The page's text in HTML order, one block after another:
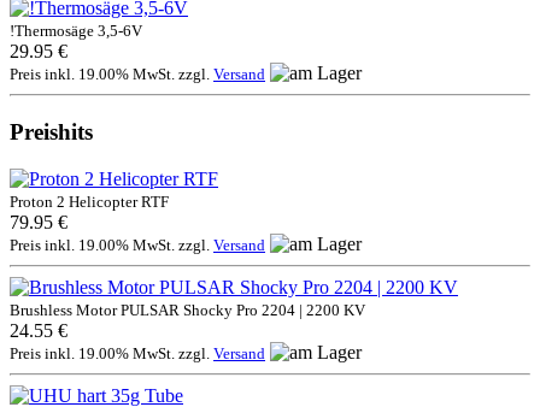
!Thermosäge 3,5-6V
29.95 €
Preis inkl. 19.00% MwSt. zzgl. Versand
Preishits
Proton 2 Helicopter RTF
79.95 €
Preis inkl. 19.00% MwSt. zzgl. Versand
Brushless Motor PULSAR Shocky Pro 2204 | 2200 KV
24.55 €
Preis inkl. 19.00% MwSt. zzgl. Versand